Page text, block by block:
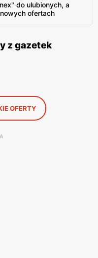
do ulubionych, a
ofertach
z gazetek
OFERTY